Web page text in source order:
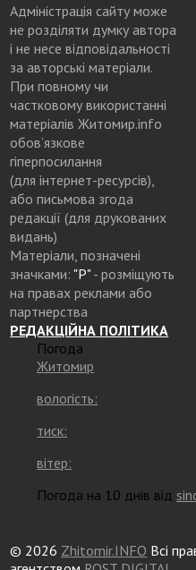
Адміністрація сайту може
не розділяти думку автора
і не несе відповідальності
за авторські матеріали.
При повному чи
частковому використанні
матеріалів Житомир.info
обов’язкове
гіперпосилання
(для інтернет-ресурсів),
або письмова згода
редакції (для друкованих
видань)
Матеріали, позначені
значками: "Р"- розміщують
на правах реклами або
партнерства
РЕДАКЦІЙНА ПОЛІТИКА
Погода
Житомир
вологість:
тиск:
вітер:
Погода на 10 днів від
© 2026 Zhitomir.INFO Всі